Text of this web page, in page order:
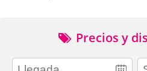
Precios y